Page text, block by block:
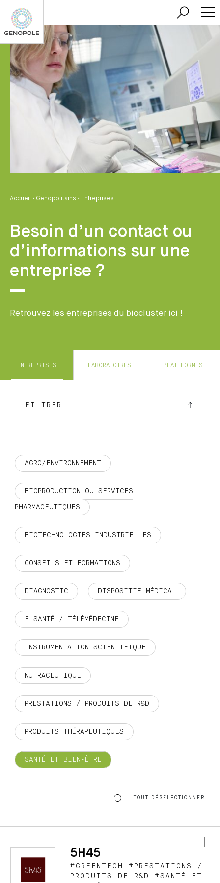
ENTREPRISES LABORATOIRES PLATEFORMES
Accueil • Genopolitains • Entreprises
Besoin d’un contact ou
d’informations sur une
entreprise ?
Retrouvez les entreprises du biocluster ici !
FILTRER
AGRO/ENVIRONNEMENT
BIOPRODUCTION OU SERVICES
PHARMACEUTIQUES
BIOTECHNOLOGIES INDUSTRIELLES
CONSEILS ET FORMATIONS
DIAGNOSTIC DISPOSITIF MÉDICAL
E-SANTÉ / TÉLÉMÉDECINE
INSTRUMENTATION SCIENTIFIQUE
NUTRACEUTIQUE
PRESTATIONS / PRODUITS DE R&D
PRODUITS THÉRAPEUTIQUES
SANTÉ ET BIEN-ÊTRE
TOUT DÉSÉLECTIONNER
5H45
#GREENTECH #PRESTATIONS /
PRODUITS DE R&D #SANTÉ ET